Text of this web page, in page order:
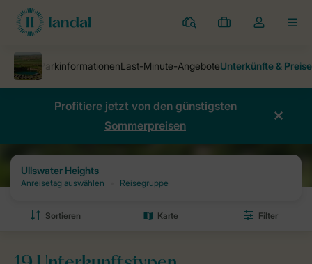
Ferienparks
Meine
Dropdown-
meines
öffnen
Profitiere jetzt von den günstigsten
Sommerpreisen
Ferienparks Ullswater Heights